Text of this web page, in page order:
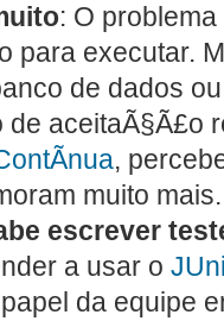
: O
para executar.
de dados
de aceitaÃ§Ã£o
,
muito mais.
escrever
a usar o
da equipe